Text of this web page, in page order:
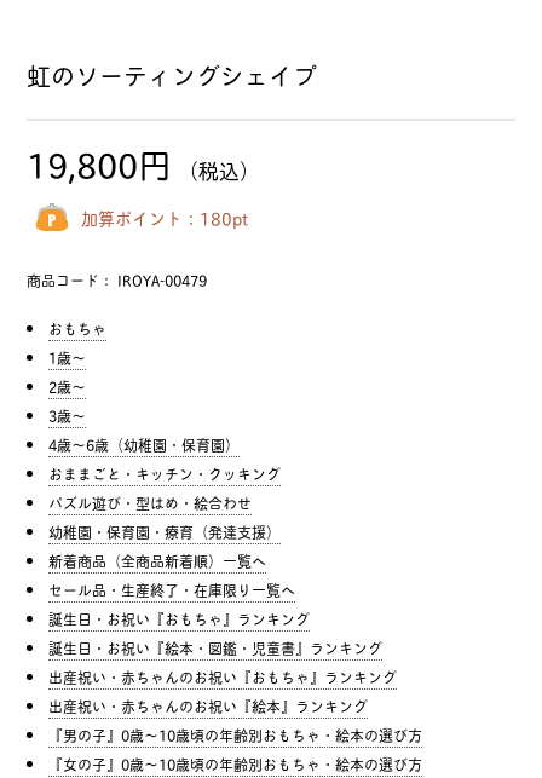
虹のソーティングシェイプ
19,800円 （税込）
加算ポイント： 180pt
商品コード： IROYA-00479
おもちゃ
1歳〜
2歳〜
3歳〜
4歳〜6歳（幼稚園・保育園）
おままごと・キッチン・クッキング
パズル遊び・型はめ・絵合わせ
幼稚園・保育園・療育（発達支援）
新着商品（全商品新着順）一覧へ
セール品・生産終了・在庫限り一覧へ
誕生日・お祝い『おもちゃ』ランキング
誕生日・お祝い『絵本・図鑑・児童書』ランキング
出産祝い・赤ちゃんのお祝い『おもちゃ』ランキング
出産祝い・赤ちゃんのお祝い『絵本』ランキング
『男の子』0歳〜10歳頃の年齢別おもちゃ・絵本の選び方
『女の子』0歳〜10歳頃の年齢別おもちゃ・絵本の選び方